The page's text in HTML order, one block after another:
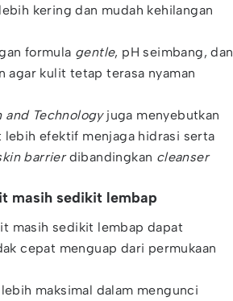
kering dan mudah kehilangan
formula gentle, pH seimbang, dan
agar kulit tetap terasa nyaman
and Technologyjuga menyebutkan
lebih efektif menjaga hidrasi serta
barrierdibandingkan cleanser
masih sedikit lembap
masih sedikit lembap dapat
cepat menguap dari permukaan
maksimal dalam mengunci